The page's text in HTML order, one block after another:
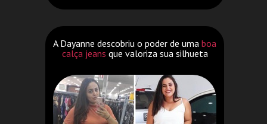
A Dayanne descobriu o poder de uma boa
calça jeans que valoriza sua silhueta